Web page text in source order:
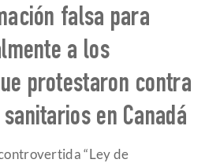
falsa para
a los
protestaron contra
en Canadá
“Ley de